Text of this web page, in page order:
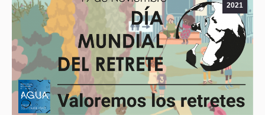
2021